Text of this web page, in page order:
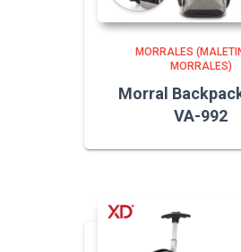
MORRALES
MORRALES)
Morral
VA-992